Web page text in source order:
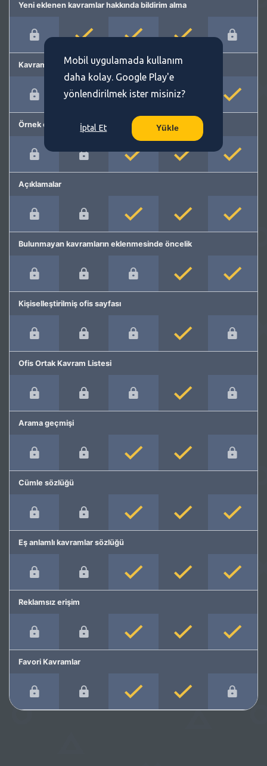
Yeni eklenen kavramlar hakkında bildirim alma
Kavram önerme
Örnek cümleler
Açıklamalar
Bulunmayan kavramların eklenmesinde öncelik
Kişiselleştirilmiş ofis sayfası
Ofis Ortak Kavram Listesi
Arama geçmişi
Cümle sözlüğü
Eş anlamlı kavramlar sözlüğü
Reklamsız erişim
Favori Kavramlar
Mobil uygulamada kullanım
daha kolay. Google Play'e
yönlendirilmek ister misiniz?
İptal Et Yükle